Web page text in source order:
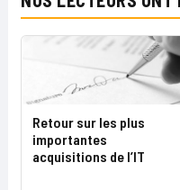
Retour sur les plus
importantes
acquisitions de l’IT